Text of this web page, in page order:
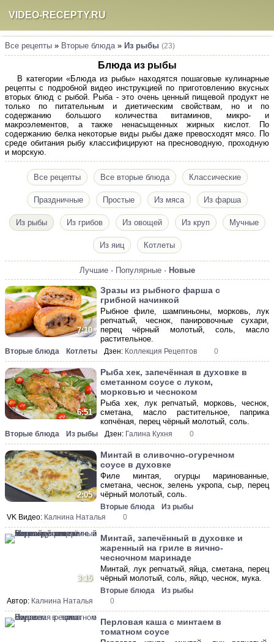
VIDEO-RECEPTY.RU
Все рецепты » Вторые блюда» Из рыбы (23)
Блюда из рыбы
В категории «Блюда из рыбы» находятся пошаговые кулинарные
рецепты с подробной видео инструкцией по приготовлению вкусных
вторых блюд с рыбой. Рыба - это очень ценный пищевой продукт не
только по питательным и диетическим свойствам, но и по
содержанию большого количества витаминов, микро- и
макроэлементов, а также ненасыщенных жирных кислот. По
содержанию белка некоторые виды рыбы даже превосходят мясо. По
среде обитания рыбу классифицируют на пресноводную, проходную
и морскую.
Все рецепты Все вторые блюда Классические
Праздничные Простые Из мяса Из фарша
Из рыбы Из грибов Из овощей Из круп Мучные
Из яиц Котлеты
Лучшие · Популярные · Новые
7:10
Зразы из рыбного фарша с
грибной начинкой
Рыбное филе, шампиньоны, морковь, лук
репчатый, чеснок, панировочные сухари,
перец чёрный молотый, соль, масло
растительное.
Вторые блюда Котлеты Дзен: Коллекция Рецептов 0
6:51
Рыба хек, запечённая в духовке в
сметанном соусе с луком,
морковью и чесноком
Рыба хек, лук репчатый, морковь, чеснок,
сметана, масло растительное, паприка
копчёная, перец чёрный молотый, соль.
Вторые блюда Из рыбы Дзен: Галина Кухня 0
2:05
Минтай в сливочно-огуречном
соусе в духовке
Филе минтая, огурцы маринованные,
сметана, чеснок, зелень укропа, сыр, перец
чёрный молотый, соль.
Вторые блюда
Из рыбы
VK Видео: Калнина Наталья 0
3:15
Минтай, запечённый в духовке и
жаренный на гриле в яично-
чесночном маринаде
Минтай, лук репчатый, яйца, сметана, перец
чёрный молотый, соль, яйцо, чеснок, мука.
Вторые блюда
Из рыбы
Автор: Калнина Наталья 0
Перловая каша с минтаем в
томатном соусе